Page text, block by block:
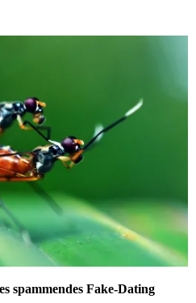
spammendes Fake-Dating